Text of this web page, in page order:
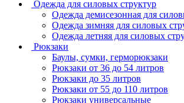
Одежда для силовых структур
Одежда демисезонная для
Одежда зимняя для силовых
Одежда летняя для силовых
Рюкзаки
Баулы, сумки, герморюкзаки
Рюкзаки от 36 до 54 литров
Рюкзаки до 35 литров
Рюкзаки от 55 до 110 литров
Рюкзаки универсальные